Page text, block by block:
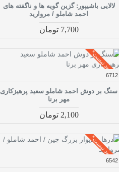
لالایی باشیپور: گزین گویه ها و ناگفته های
احمد شاملو / مروارید
7,700 تومان
موجود نیست*
6712
سنگ بر دوش احمد شاملو سعید پرهیزکاری
مهر برنا
2,100 تومان
موجود نیست*
6542